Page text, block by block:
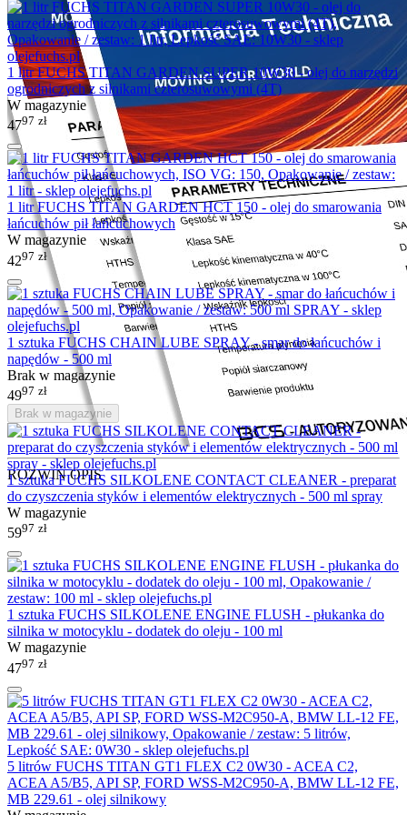
ROZWIŃ OPIS
1 litr FUCHS TITAN GARDEN SUPER 10W30 - olej do narzędzi
ogrodniczych z silnikami czterosuwowymi (4T)
W magazynie
4797 zł
1 litr FUCHS TITAN GARDEN HCT 150 - olej do smarowania
łańcuchów pił łańcuchowych
W magazynie
4297 zł
1 sztuka FUCHS CHAIN LUBE SPRAY - smar do łańcuchów i
napędów - 500 ml
Brak w magazynie
4997 zł
Brak w magazynie
1 sztuka FUCHS SILKOLENE CONTACT CLEANER - preparat
do czyszczenia styków i elementów elektrycznych - 500 ml spray
W magazynie
5997 zł
1 sztuka FUCHS SILKOLENE ENGINE FLUSH - płukanka do
silnika w motocyklu - dodatek do oleju - 100 ml
W magazynie
4797 zł
5 litrów FUCHS TITAN GT1 FLEX C2 0W30 - ACEA C2,
ACEA A5/B5, API SP, FORD WSS-M2C950-A, BMW LL-12 FE,
MB 229.61 - olej silnikowy